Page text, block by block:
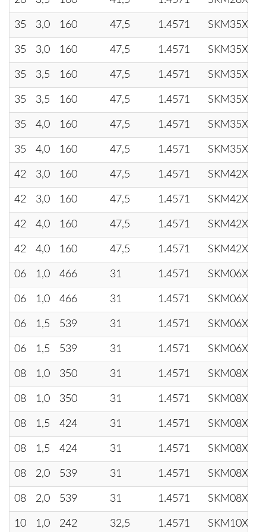
35 3,0 160 47,5 1.4571 SKM35X3
35 3,0 160 47,5 1.4571 SKM35X3
35 3,5 160 47,5 1.4571
35 3,5 160 47,5 1.4571
35 4,0 160 47,5 1.4571 SKM35X4
35 4,0 160 47,5 1.4571 SKM35X4
42 3,0 160 47,5 1.4571
42 3,0 160 47,5 1.4571
42 4,0 160 47,5 1.4571
42 4,0 160 47,5 1.4571
06 1,0 466 31 1.4571
06 1,0 466 31 1.4571
06 1,5 539 31 1.4571
06 1,5 539 31 1.4571
08 1,0 350 31 1.4571
08 1,0 350 31 1.4571
08 1,5 424 31 1.4571
08 1,5 424 31 1.4571
08 2,0 539 31 1.4571 SKM08X2
08 2,0 539 31 1.4571 SKM08X2
10 1,0 242 32,5 1.4571